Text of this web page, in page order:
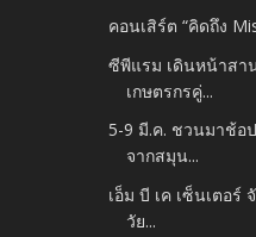
คอนเสิร์ต “คิดถึง
ซีพีแรม เดินหน้าสา
เกษตรกรคู่...
5-9 มี.ค. ชวนมาช้
จากสมุน...
เอ็ม บี เค เซ็นเตอร์
วัย...